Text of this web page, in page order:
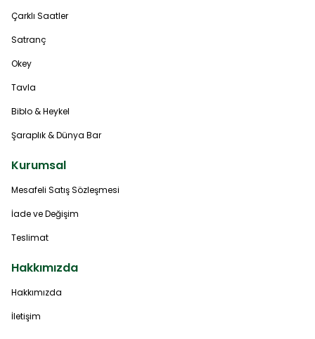
Çarklı Saatler
Satranç
Okey
Tavla
Biblo & Heykel
Şaraplık & Dünya Bar
Kurumsal
Mesafeli Satış Sözleşmesi
İade ve Değişim
Teslimat
Hakkımızda
Hakkımızda
İletişim